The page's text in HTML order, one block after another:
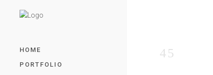
HOME
PORTFOLIO